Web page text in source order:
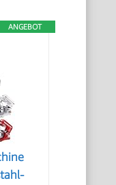
ANGEBOT